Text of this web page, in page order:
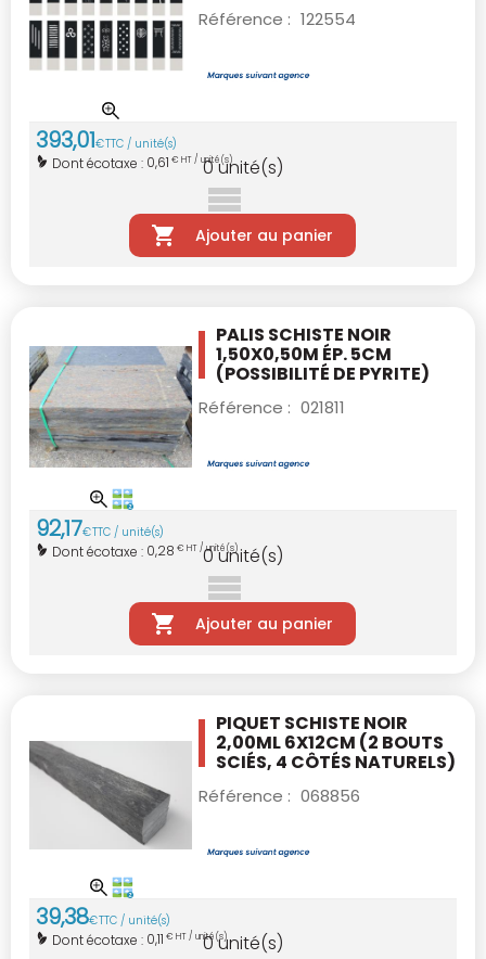
Référence : 122554
393,01€TTC / unité(s)
Dont écotaxe : 0,61 € HT / unité(s)
0unité(s)
Ajouter au panier
PALIS SCHISTE NOIR
1,50X0,50M ÉP. 5CM
(POSSIBILITÉ DE PYRITE)
Référence : 021811
92,17€TTC / unité(s)
Dont écotaxe : 0,28 € HT / unité(s)
0 unité(s)
Ajouter au panier
PIQUET SCHISTE NOIR
2,00ML 6X12CM (2 BOUTS
SCIÉS, 4 CÔTÉS NATURELS)
Référence : 068856
39,38€TTC / unité(s)
Dont écotaxe : 0,11 € HT / unité(s)
0unité(s)